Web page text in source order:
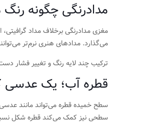
مدادرنگی چگونه
مغزی مدادرنگی برخلاف مداد
می‌گذارد. مدادهای هنری نرم‌تر
ترکیب چند لایه رنگ و تغییر فشار
قطره آب؛ یک
سطح خمیده قطره می‌تواند مانند
سطحی نیز کمک می‌کند قطره شکل